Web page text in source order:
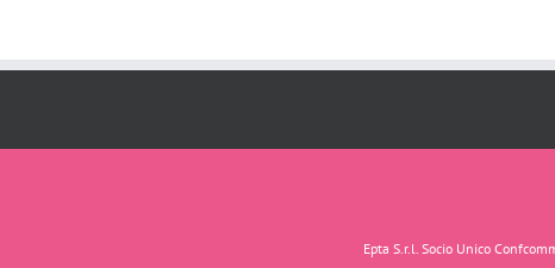
Epta S.r.l. Socio Unico